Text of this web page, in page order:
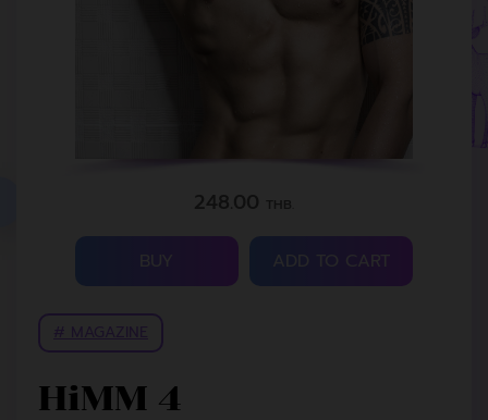
248.00 THB.
ADD TO CART
HiMM 4